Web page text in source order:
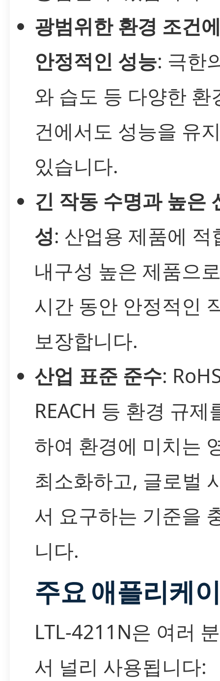
광범위한 환경 조건
안정적인 성능: 극한
와 습도 등 다양한 환
건에서도 성능을 유
있습니다.
긴 작동 수명과 높은
성: 산업용 제품에 적
내구성 높은 제품으
시간 동안 안정적인
보장합니다.
산업 표준 준수:
REACH 등 환경 규제
하여 환경에 미치는
최소화하고, 글로벌
서 요구하는 기준을
니다.
주요 애플리케
LTL-4211N은 여러
서 널리 사용됩니다: